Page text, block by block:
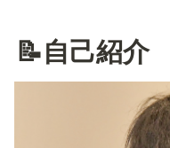
📝自己紹介